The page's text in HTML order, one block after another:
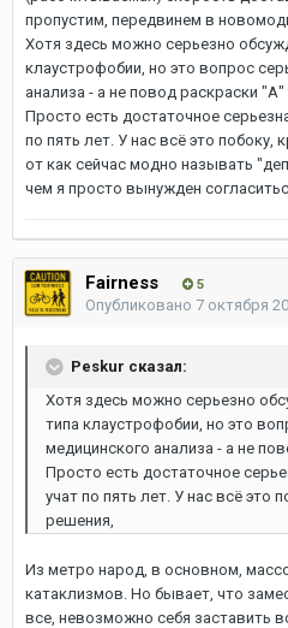
пропустим, передвинем в
Хотя здесь можно серьезно
клаустрофобии, но это вопрос
анализа - а не повод раскраски "А"
Просто есть достаточное
по пять лет. У нас всё это побоку,
от как сейчас модно называть
чем я просто вынужден
Fairness 5
Опубликовано 7 октября
Peskur сказал:
Хотя здесь можно серьезно
типа клаустрофобии, но это
медицинского анализа - а не
Просто есть достаточное
учат по пять лет. У нас всё это
решения,
Из метро народ, в основном,
катаклизмов. Но бывает, что
все, невозможно себя заставить